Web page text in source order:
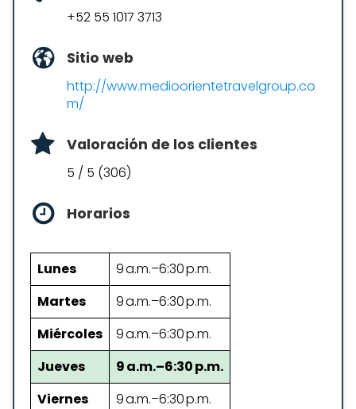
+52 55 1017 3713
Sitio web
http://www.medioorientetravelgroup.co
m/
Valoración de los clientes
5 / 5 (306)
Horarios
Lunes
9 a.m.–6:30 p.m.
Martes
9 a.m.–6:30 p.m.
Miércoles
9 a.m.–6:30 p.m.
Jueves
9 a.m.–6:30 p.m.
Viernes
9 a.m.–6:30 p.m.